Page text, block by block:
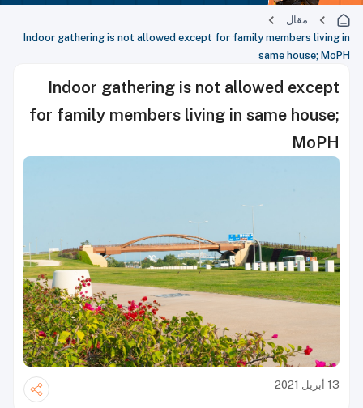
مقال
Indoor gathering is not allowed except for family members living in
same house; MoPH
Indoor gathering is not allowed except
for family members living in same house;
MoPH
13 أبريل 2021